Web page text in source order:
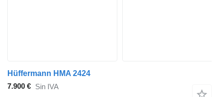
Hüffermann HMA 2424
7.900 € Sin IVA